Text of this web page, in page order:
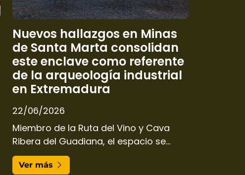
Nuevos hallazgos en Minas
de Santa Marta consolidan
este enclave como referente
de la arqueología industrial
en Extremadura
22/06/2026
Miembro de la Ruta del Vino y Cava
Ribera del Guadiana, el espacio se
afianza como uno de los destinos de
geoturismo y patrimonio más
Ver más